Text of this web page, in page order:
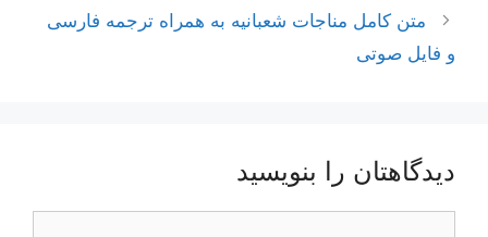
متن کامل مناجات شعبانیه به همراه ترجمه فارسی
و فایل صوتی
دیدگاهتان را بنویسید